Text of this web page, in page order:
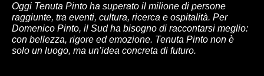
Oggi Tenuta Pinto ha superato il milione di persone
raggiunte, tra eventi, cultura, ricerca e ospitalità. Per
Domenico Pinto, il Sud ha bisogno di raccontarsi meglio:
con bellezza, rigore ed emozione. Tenuta Pinto non è
solo un luogo, ma un’idea concreta di futuro.